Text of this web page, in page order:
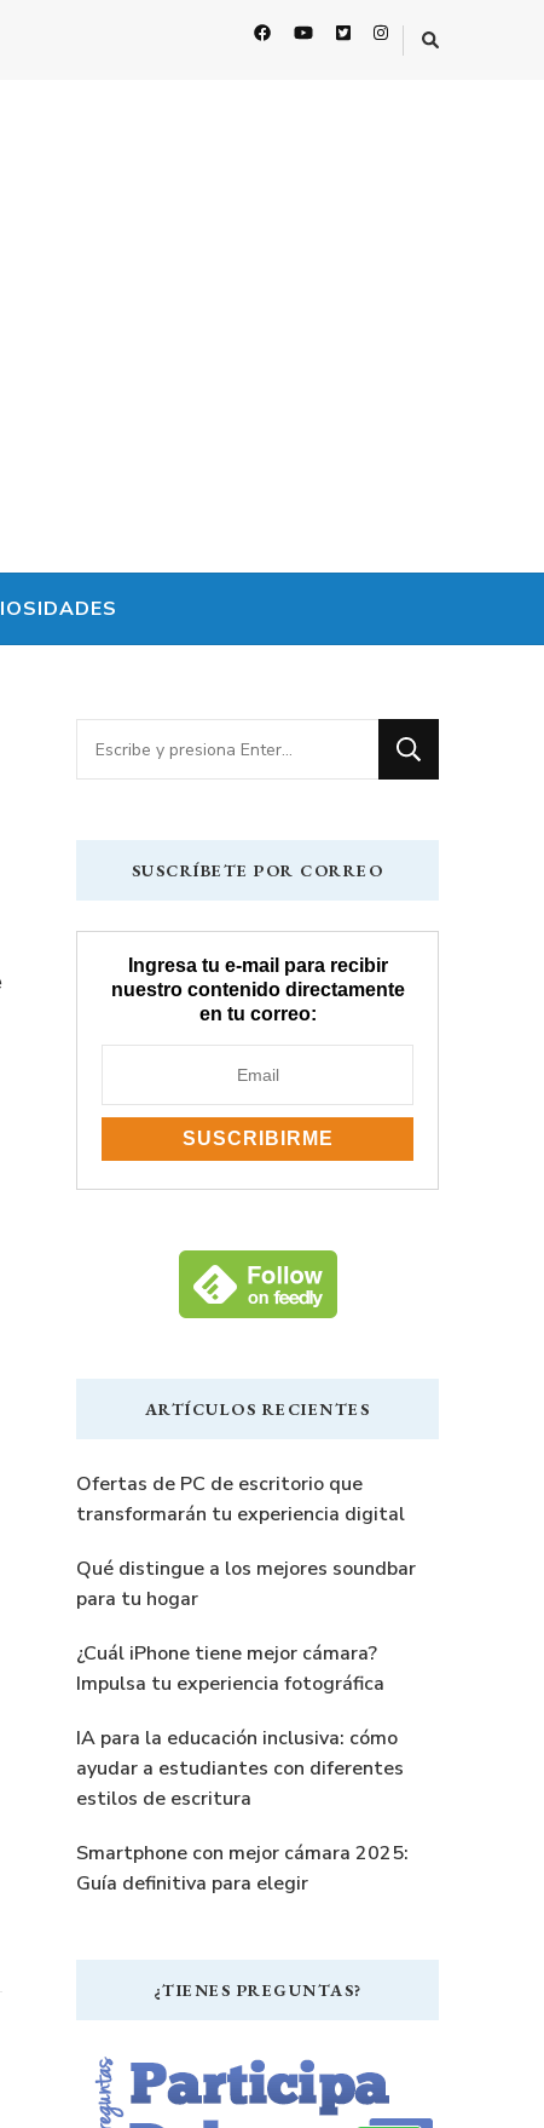
¿Buscas
algo?
SUSCRÍBETE POR CORREO
Ingresa tu e-mail para recibir
nuestro contenido directamente
en tu correo:
ARTÍCULOS RECIENTES
Ofertas de PC de escritorio que
transformarán tu experiencia digital
Qué distingue a los mejores soundbar
para tu hogar
¿Cuál iPhone tiene mejor cámara?
Impulsa tu experiencia fotográfica
IA para la educación inclusiva: cómo
ayudar a estudiantes con diferentes
estilos de escritura
Smartphone con mejor cámara 2025:
Guía definitiva para elegir
¿TIENES PREGUNTAS?